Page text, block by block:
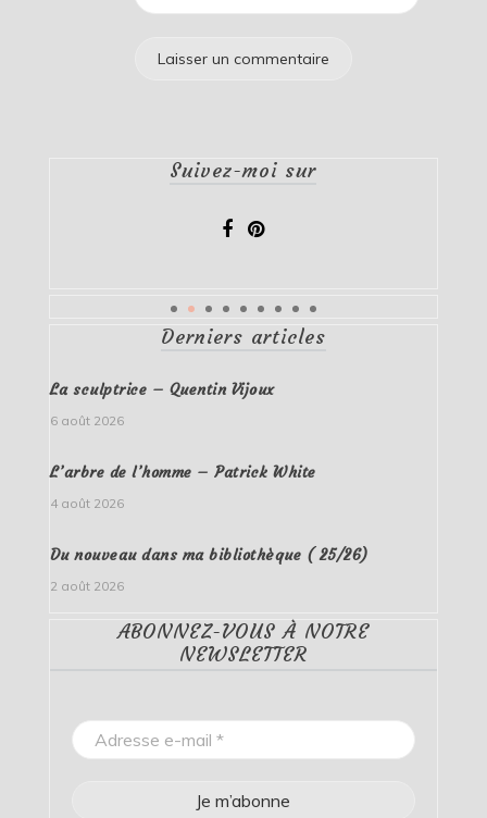
Suivez-moi sur
Derniers articles
La sculptrice – Quentin Vijoux
6 août 2026
L’arbre de l’homme – Patrick White
4 août 2026
Du nouveau dans ma bibliothèque ( 25/26)
2 août 2026
ABONNEZ-VOUS À NOTRE
NEWSLETTER